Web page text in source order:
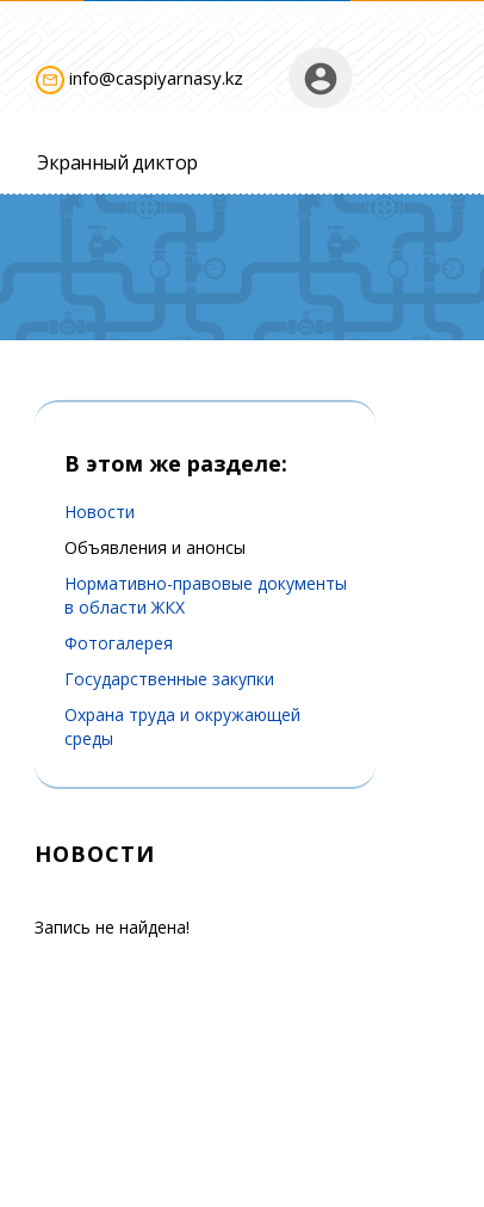
account_circle
mail_outline info@caspiyarnasy.kz
Экранный диктор
В этом же разделе:
Новости
Объявления и анонсы
Нормативно-правовые документы
в области ЖКХ
Фотогалерея
Государственные закупки
Охрана труда и окружающей
среды
НОВОСТИ
Запись не найдена!